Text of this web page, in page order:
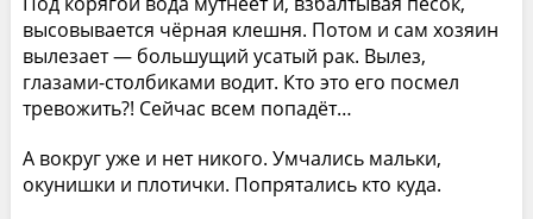
высовывается чёрная клешня. Потом и сам хозяин
вылезает — большущий усатый рак. Вылез,
глазами-столбиками водит. Кто это его посмел
тревожить?! Сейчас всем попадёт…
А вокруг уже и нет никого. Умчались мальки,
окунишки и плотички. Попрятались кто куда.